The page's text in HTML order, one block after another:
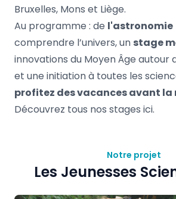
Bruxelles, Mons et Liège.
Au programme : de l'astronomie
comprendre l’univers, un stage
innovations du Moyen Âge autour
et une initiation à toutes les
profitez des vacances avant la
Découvrez tous nos stages ici.
Notre projet
Les Jeunesses